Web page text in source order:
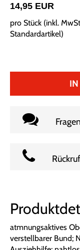
14,95 EUR
pro Stück (inkl.
Standardartikel)
atmnungsaktives
verstellbarer Bund;